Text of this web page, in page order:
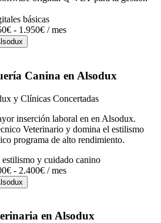
básicas
- 1.950€ / mes
Canina en Alsodux
y Clínicas Concertadas
inserción laboral en en Alsodux.
Veterinario y domina el estilismo
programa de alto rendimiento.
y cuidado canino
- 2.400€ / mes
en Alsodux